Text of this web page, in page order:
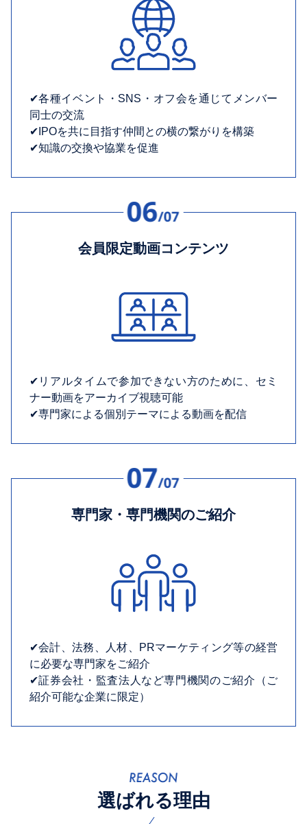
✔︎各種イベント・SNS・オフ会を通じてメンバー
同士の交流
✔︎IPOを共に目指す仲間との横の繋がりを構築
✔︎知識の交換や協業を促進
会員限定動画コンテンツ
✔︎リアルタイムで参加できない方のために、セミ
ナー動画をアーカイブ視聴可能
✔︎専門家による個別テーマによる動画を配信
専門家・専門機関のご紹介
✔︎会計、法務、人材、PRマーケティング等の経営
に必要な専門家をご紹介
✔︎証券会社・監査法人など専門機関のご紹介（ご
紹介可能な企業に限定）
選ばれる理由